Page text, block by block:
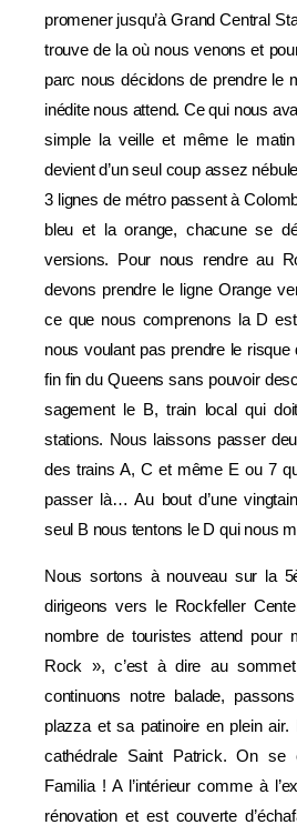
promener jusqu’à Grand Central
trouve de la où nous venons et
parc nous décidons de prendre le
inédite nous attend. Ce qui nous
simple la veille et même le
devient d’un seul coup assez
3 lignes de métro passent à
bleu et la orange, chacune se
versions. Pour nous rendre au
devons prendre le ligne Orange
ce que nous comprenons la D
nous voulant pas prendre le
fin fin du Queens sans pouvoir
sagement le B, train local qui
stations. Nous laissons passer
des trains A, C et même E ou 7
passer là… Au bout d’une
seul B nous tentons le D qui nous
Nous sortons à nouveau sur la
dirigeons vers le Rockfeller
nombre de touristes attend pour
Rock », c’est à dire au
continuons notre balade,
plazza et sa patinoire en plein
cathédrale Saint Patrick. On se
Familia ! A l’intérieur comme à
rénovation et est couverte